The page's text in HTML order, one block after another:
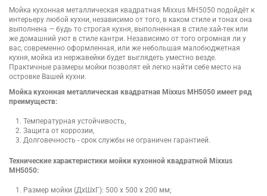
Мойка кухонная металлическая квадратная Mixxus MH5050 подойдёт к
интерьеру любой кухни, независимо от того, в каком стиле и тонах она
выполнена — будь то строгая кухня, выполненная в стиле хай-тек или
же домашний уют в стиле кантри. Независимо от того огромная ли у
вас, современно оформленная, или же небольшая малобюджетная
кухня, мойка из нержавейки будет выглядеть уместно везде.
Практичные размеры мойки позволят ей легко найти себе место на
островке Вашей кухни.
Мойка кухонная металлическая квадратная Mixxus MH5050 имеет ряд
преимуществ:
Температурная устойчивость,
Защита от коррозии,
Долговечность - срок службы не ограничен гарантией.
Технические характеристики мойки кухонной квадратной Mixxus
MH5050:
Размер мойки (ДхШхГ): 500 х 500 х 200 мм;